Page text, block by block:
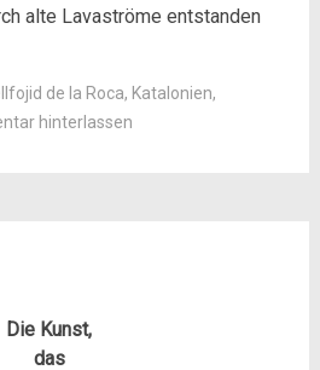
alte Lavaströme entstanden
de la Roca, Katalonien,
hinterlassen
Die Kunst,
das